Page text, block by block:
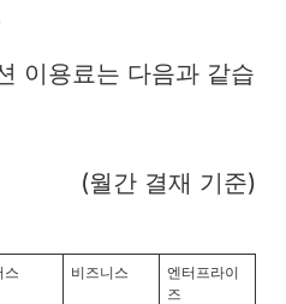
이용료는 다음과 같습
(월간 결재 기준)
스 비즈니스
엔터프라이
즈